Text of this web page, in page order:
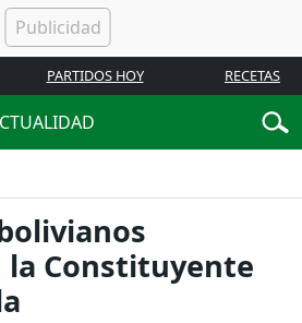
PARTIDOS HOY RECETAS
la Constituyente